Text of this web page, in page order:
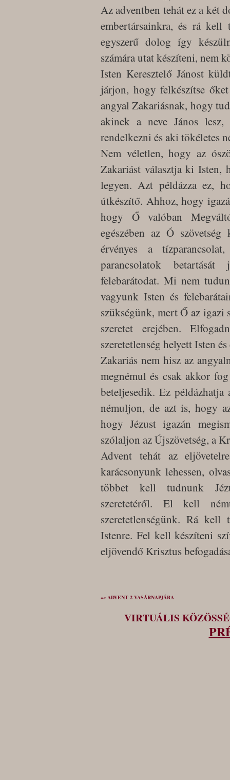
Az adventben tehát ez a
embertársainkra, és rá
egyszerű dolog így
számára utat készíteni, nem
Isten Keresztelő Jánost
járjon, hogy felkészítse
angyal Zakariásnak, hogy
akinek a neve János
rendelkezni és aki tökéletes
Nem véletlen, hogy az
Zakariást választja ki Isten,
legyen. Azt példázza ez,
útkészítő. Ahhoz, hogy
hogy Ő valóban
egészében az Ó
érvényes a
parancsolatok
felebarátodat. Mi nem
vagyunk Isten és
szükségünk, mert Ő az
szeretet erejében.
szeretetlenség helyett Isten
Zakariás nem hisz az
megnémul és csak akkor
beteljesedik. Ez
némuljon, de azt is, hogy
hogy Jézust igazán
szólaljon az Újszövetség, a
Advent tehát az
karácsonyunk lehessen,
többet kell tudnunk
szeretetéről. El kell
szeretetlenségünk. Rá
Istenre. Fel kell készíteni
eljövendő Krisztus
«« ADVENT 2 VASÁRNAPJÁRA
VIRTUÁLIS